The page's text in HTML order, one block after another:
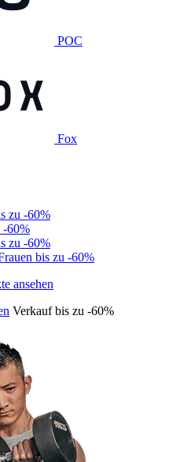
POC
Fox
zu -60%
-60%
zu -60%
bis zu -60%
Verkauf bis zu -60%